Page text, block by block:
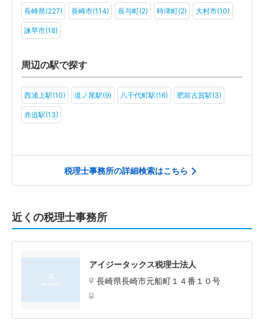
その他(2)
長崎県(227) 長崎市(114) 長与町(2) 時津町(2) 大村市(10)
諫早市(18)
周辺の駅で探す
西浦上駅(10) 道ノ尾駅(9) 八千代町駅(16) 肥前古賀駅(3)
赤迫駅(13)
税理士事務所の詳細検索はこちら
近くの税理士事務所
アイジータックス税理士法人
長崎県長崎市元船町１４番１０号